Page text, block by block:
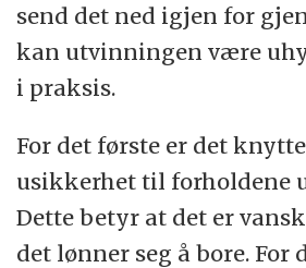
send det ned igjen for
kan utvinningen være
i praksis.
For det første er det
usikkerhet til forholdene
Dette betyr at det er
det lønner seg å bore. For